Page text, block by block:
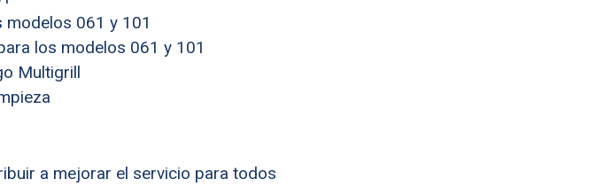
modelos 061 y 101
los modelos 061 y 101
Multigrill
a mejorar el servicio para todos